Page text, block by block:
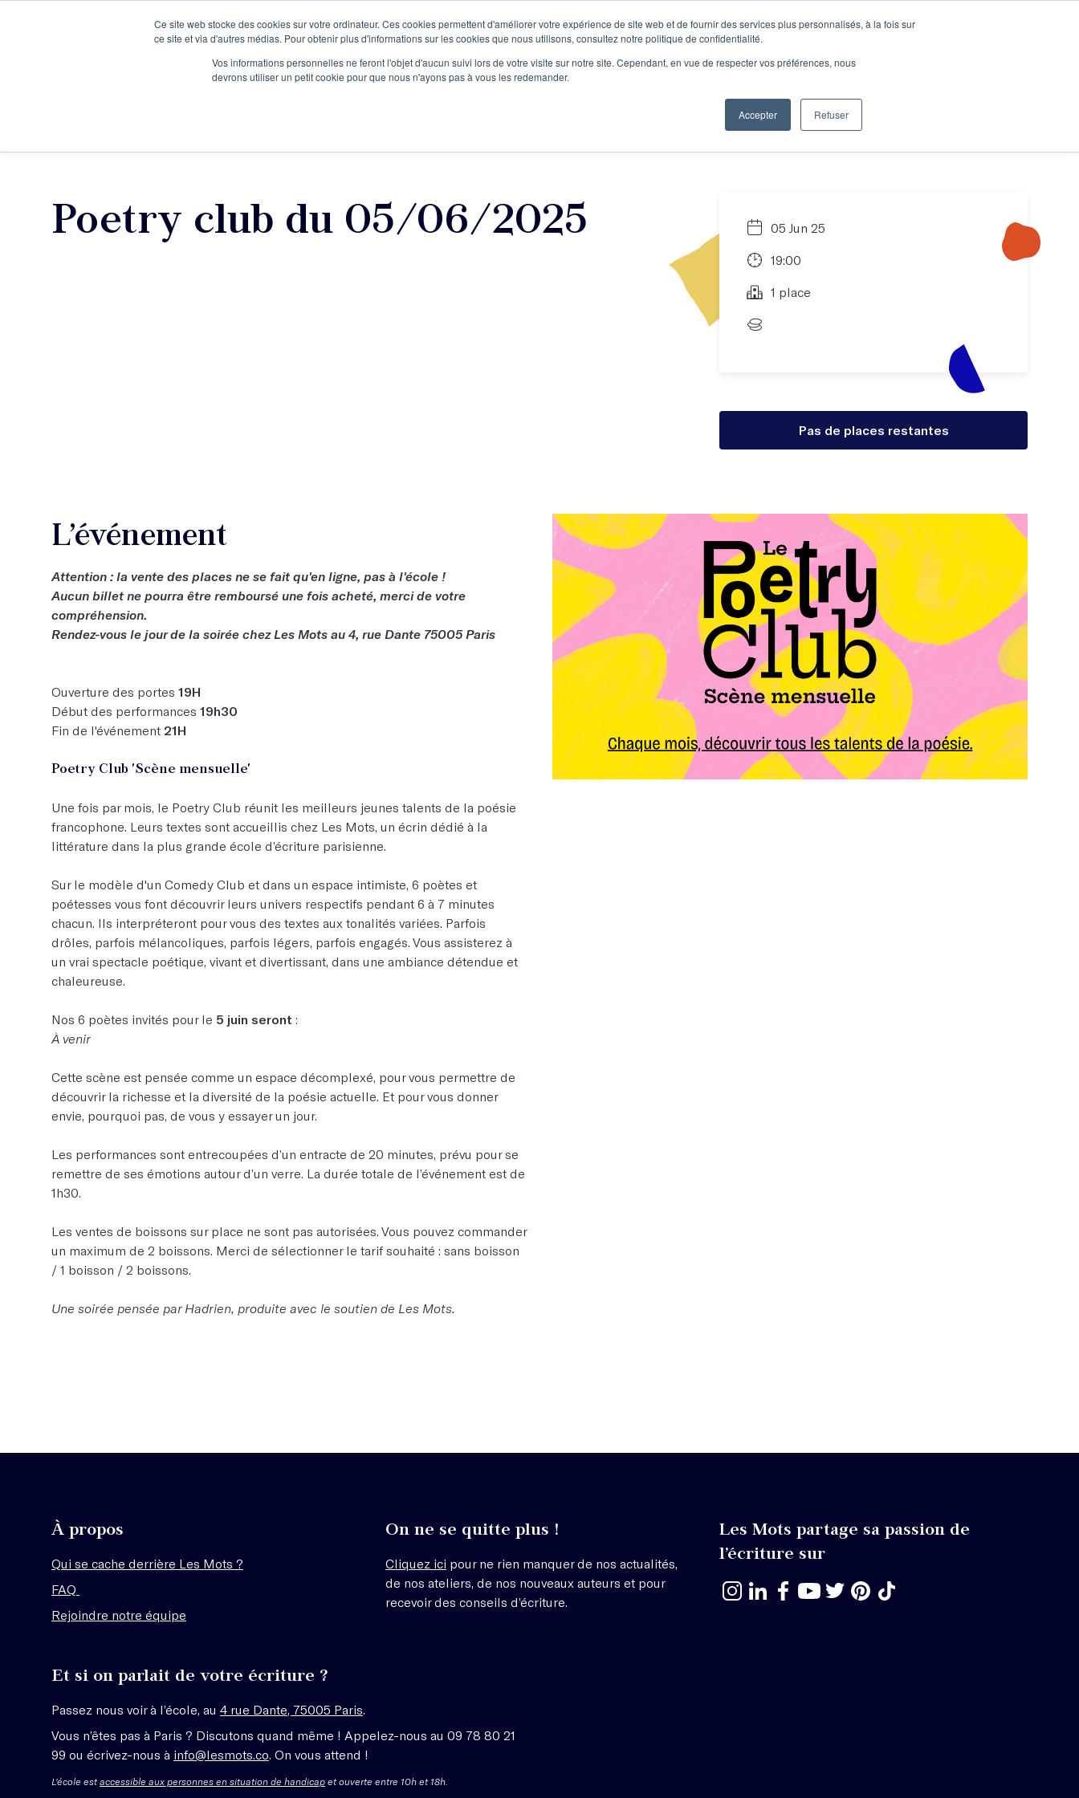
Ce site web stocke des cookies sur votre ordinateur. Ces cookies permettent d'améliorer votre expérience de site web et de fournir des services plus personnalisés, à la fois sur
ce site et via d'autres médias. Pour obtenir plus d'informations sur les cookies que nous utilisons, consultez notre politique de confidentialité.
Vos informations personnelles ne feront l'objet d'aucun suivi lors de votre visite sur notre site. Cependant, en vue de respecter vos préférences, nous
devrons utiliser un petit cookie pour que nous n'ayons pas à vous les redemander.
Accepter Refuser
Je participe à une session d’information Le podcast L'infolettre Se connecter Je découvre les ateliers
Entreprises
05 Jun 25
19:00
1 place
Pas de places restantes
Poetry club du 05/06/2025
L’événement
Attention : la vente des places ne se fait qu'en ligne, pas à l'école !
Aucun billet ne pourra être remboursé une fois acheté, merci de votre
compréhension.
Rendez-vous le jour de la soirée chez Les Mots au 4, rue Dante 75005 Paris
Ouverture des portes 19H
Début des performances 19h30
Fin de l'événement 21H
Poetry Club 'Scène mensuelle'
Une fois par mois, le Poetry Club réunit les meilleurs jeunes talents de la poésie
francophone. Leurs textes sont accueillis chez Les Mots, un écrin dédié à la
littérature dans la plus grande école d’écriture parisienne.
Sur le modèle d'un Comedy Club et dans un espace intimiste, 6 poètes et
poétesses vous font découvrir leurs univers respectifs pendant 6 à 7 minutes
chacun. Ils interpréteront pour vous des textes aux tonalités variées. Parfois
drôles, parfois mélancoliques, parfois légers, parfois engagés. Vous assisterez à
un vrai spectacle poétique, vivant et divertissant, dans une ambiance détendue et
chaleureuse.
Nos 6 poètes invités pour le 5 juin seront :
À venir
Cette scène est pensée comme un espace décomplexé, pour vous permettre de
découvrir la richesse et la diversité de la poésie actuelle. Et pour vous donner
envie, pourquoi pas, de vous y essayer un jour.
Les performances sont entrecoupées d’un entracte de 20 minutes, prévu pour se
remettre de ses émotions autour d’un verre. La durée totale de l’événement est de
1h30.
Les ventes de boissons sur place ne sont pas autorisées. Vous pouvez commander
un maximum de 2 boissons. Merci de sélectionner le tarif souhaité : sans boisson
/ 1 boisson / 2 boissons.
Une soirée pensée par Hadrien, produite avec le soutien de Les Mots.
À propos
Qui se cache derrière Les Mots ?
FAQ
Rejoindre notre équipe
On ne se quitte plus !
Cliquez ici pour ne rien manquer de nos actualités,
de nos ateliers, de nos nouveaux auteurs et pour
recevoir des conseils d’écriture.
Les Mots partage sa passion de
l’écriture sur
Et si on parlait de votre écriture ?
Passez nous voir à l’école, au 4 rue Dante, 75005 Paris.
Vous n’êtes pas à Paris ? Discutons quand même ! Appelez-nous au 09 78 80 21
99 ou écrivez-nous à info@lesmots.co. On vous attend !
L'école estaccessible aux personnes en situation de handicap et ouverte entre 10h et 18h.